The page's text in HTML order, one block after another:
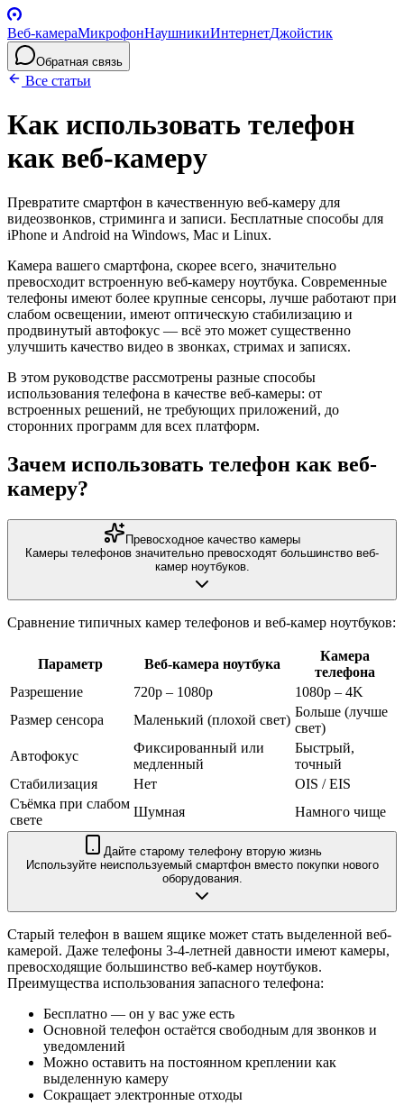
Веб-камераМикрофонНаушникиИнтернетДжойстик
Обратная связь
Все статьи
Как использовать телефон
как веб-камеру
Превратите смартфон в качественную веб-камеру для
видеозвонков, стриминга и записи. Бесплатные способы для
iPhone и Android на Windows, Mac и Linux.
Камера вашего смартфона, скорее всего, значительно
превосходит встроенную веб-камеру ноутбука. Современные
телефоны имеют более крупные сенсоры, лучше работают при
слабом освещении, имеют оптическую стабилизацию и
продвинутый автофокус — всё это может существенно
улучшить качество видео в звонках, стримах и записях.
В этом руководстве рассмотрены разные способы
использования телефона в качестве веб-камеры: от
встроенных решений, не требующих приложений, до
сторонних программ для всех платформ.
Зачем использовать телефон как веб-
камеру?
Превосходное качество камеры
Камеры телефонов значительно превосходят большинство веб-
камер ноутбуков.
Сравнение типичных камер телефонов и веб-камер ноутбуков:
Параметр Веб-камера ноутбука
Камера
телефона
Разрешение
720p – 1080p
1080p – 4K
Размер сенсора
Маленький (плохой свет)
Больше (лучше
свет)
Автофокус
Фиксированный или
медленный
Быстрый,
точный
Стабилизация
Нет
OIS / EIS
Съёмка при слабом
свете
Шумная Намного чище
Дайте старому телефону вторую жизнь
Используйте неиспользуемый смартфон вместо покупки нового
оборудования.
Старый телефон в вашем ящике может стать выделенной веб-
камерой. Даже телефоны 3-4-летней давности имеют камеры,
превосходящие большинство веб-камер ноутбуков.
Преимущества использования запасного телефона:
Бесплатно — он у вас уже есть
Основной телефон остаётся свободным для звонков и
уведомлений
Можно оставить на постоянном креплении как
выделенную камеру
Сокращает электронные отходы